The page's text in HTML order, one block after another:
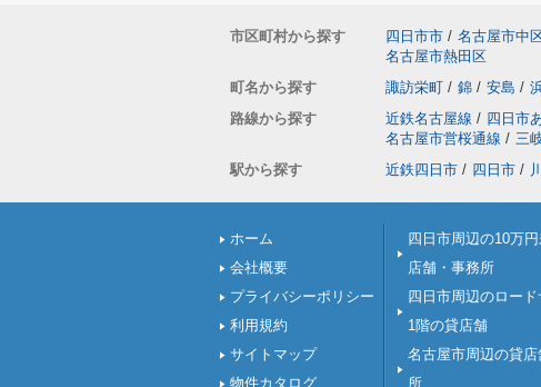
市区町村から探す 四日市市 / 名古屋市中
名古屋市熱田区
町名から探す
諏訪栄町 / 錦 / 安島 /
路線から探す
近鉄名古屋線 / 四日市
名古屋市営桜通線 / 三
駅から探す
近鉄四日市 / 四日市 /
ホーム
会社概要
プライバシーポリシー
利用規約
サイトマップ
物件カタログ
四日市周辺の10万
店舗・事務所
四日市周辺のロード
1階の貸店舗
名古屋市周辺の貸店
所